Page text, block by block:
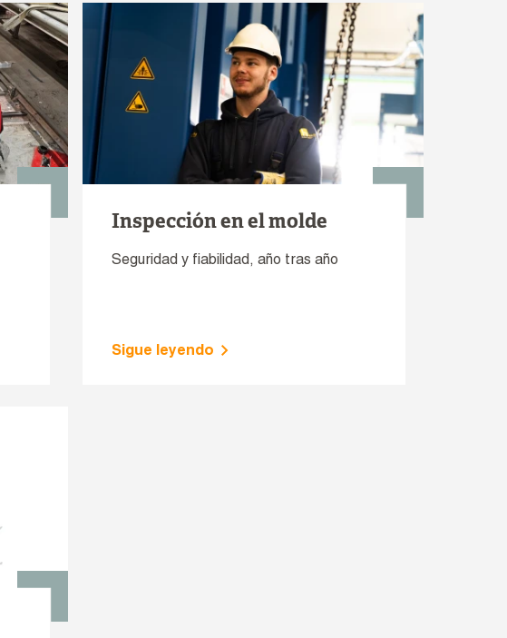
Inspección en el molde
Seguridad y fiabilidad, año tras año
Sigue leyendo